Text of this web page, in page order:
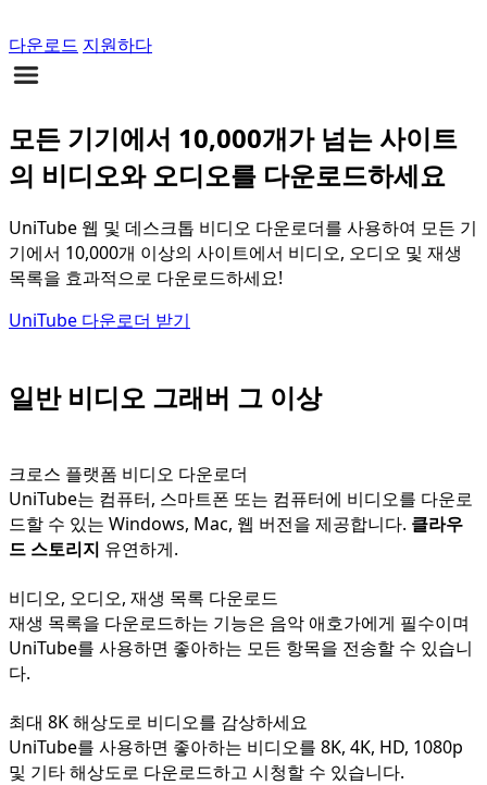
다운로드 지원하다
모든 기기에서 10,000개가 넘는 사이트
의 비디오와 오디오를 다운로드하세요
UniTube 웹 및 데스크톱 비디오 다운로더를 사용하여 모든 기
기에서 10,000개 이상의 사이트에서 비디오, 오디오 및 재생
목록을 효과적으로 다운로드하세요!
UniTube 다운로더 받기
일반 비디오 그래버 그 이상
크로스 플랫폼 비디오 다운로더
UniTube는 컴퓨터, 스마트폰 또는 컴퓨터에 비디오를 다운로
드할 수 있는 Windows, Mac, 웹 버전을 제공합니다. 클라우
드 스토리지 유연하게.
비디오, 오디오, 재생 목록 다운로드
재생 목록을 다운로드하는 기능은 음악 애호가에게 필수이며
UniTube를 사용하면 좋아하는 모든 항목을 전송할 수 있습니
다.
최대 8K 해상도로 비디오를 감상하세요
UniTube를 사용하면 좋아하는 비디오를 8K, 4K, HD, 1080p
및 기타 해상도로 다운로드하고 시청할 수 있습니다.